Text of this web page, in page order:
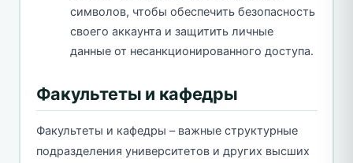
символов, чтобы обеспечить безопасность
своего аккаунта и защитить личные
данные от несанкционированного доступа.
Факультеты и кафедры
Факультеты и кафедры – важные структурные
подразделения университетов и других высших